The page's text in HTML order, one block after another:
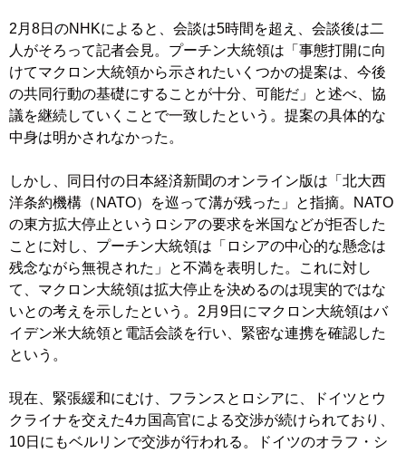
2月8日のNHKによると、会談は5時間を超え、会談後は二
人がそろって記者会見。プーチン大統領は「事態打開に向
けてマクロン大統領から示されたいくつかの提案は、今後
の共同行動の基礎にすることが十分、可能だ」と述べ、協
議を継続していくことで一致したという。提案の具体的な
中身は明かされなかった。
しかし、同日付の日本経済新聞のオンライン版は「北大西
洋条約機構（NATO）を巡って溝が残った」と指摘。NATO
の東方拡大停止というロシアの要求を米国などが拒否した
ことに対し、プーチン大統領は「ロシアの中心的な懸念は
残念ながら無視された」と不満を表明した。これに対し
て、マクロン大統領は拡大停止を決めるのは現実的ではな
いとの考えを示したという。2月9日にマクロン大統領はバ
イデン米大統領と電話会談を行い、緊密な連携を確認した
という。
現在、緊張緩和にむけ、フランスとロシアに、ドイツとウ
クライナを交えた4カ国高官による交渉が続けられており、
10日にもベルリンで交渉が行われる。ドイツのオラフ・シ